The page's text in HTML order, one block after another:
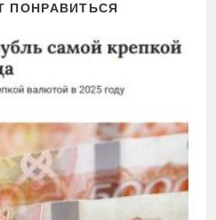
ПОНРАВИТЬСЯ